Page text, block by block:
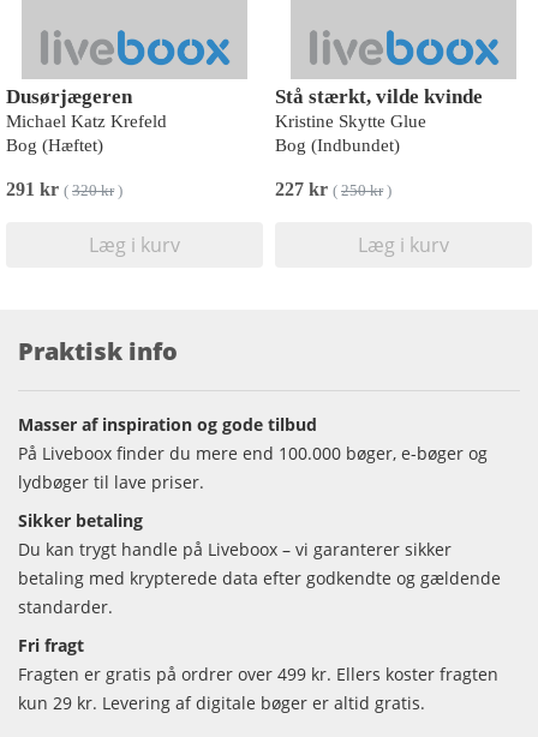
Dusørjægeren
Michael Katz Krefeld
Bog (Hæftet)
291 kr ( 320 kr)
Læg i kurv
Stå stærkt, vilde kvinde
Kristine Skytte Glue
Bog (Indbundet)
227 kr ( 250 kr)
Læg i kurv
Praktisk info
Masser af inspiration og gode tilbud
På Liveboox finder du mere end 100.000 bøger, e-bøger og
lydbøger til lave priser.
Sikker betaling
Du kan trygt handle på Liveboox – vi garanterer sikker
betaling med krypterede data efter godkendte og gældende
standarder.
Fri fragt
Fragten er gratis på ordrer over 499 kr. Ellers koster fragten
kun 29 kr. Levering af digitale bøger er altid gratis.